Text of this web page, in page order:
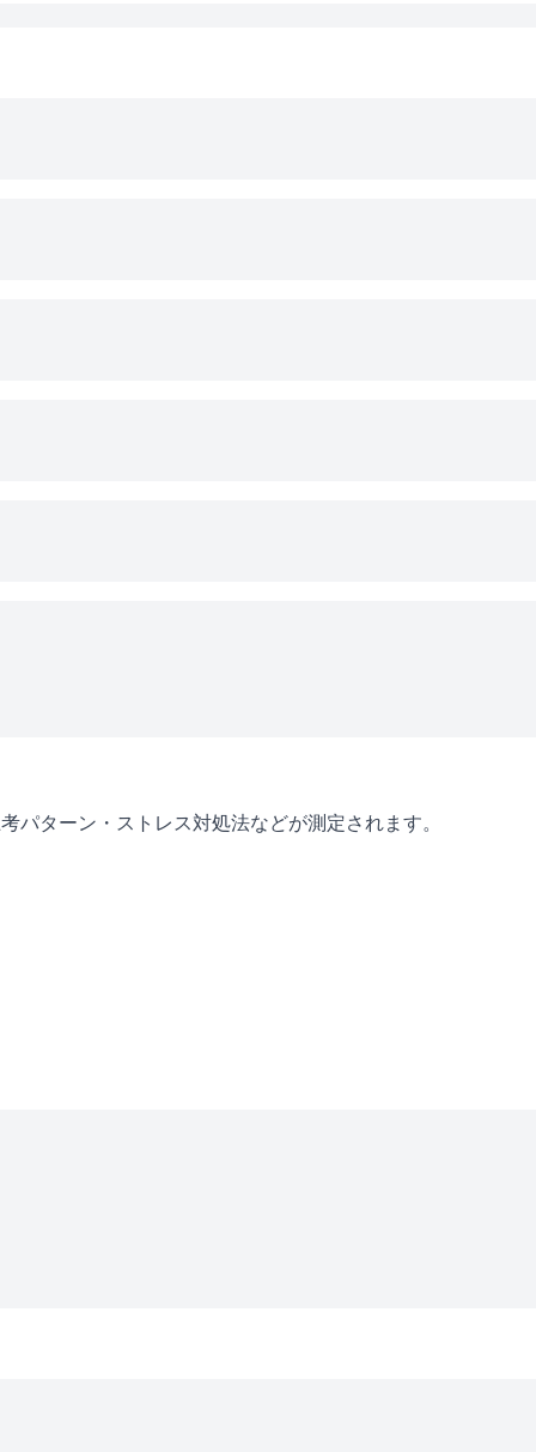
パターン・ストレス対処法などが測定されます。